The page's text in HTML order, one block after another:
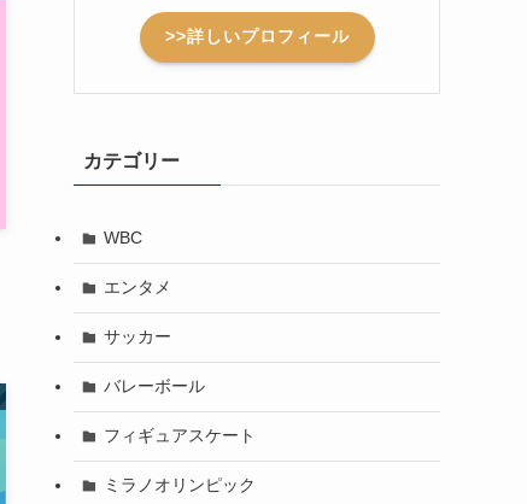
>>詳しいプロフィール
カテゴリー
WBC
エンタメ
サッカー
バレーボール
フィギュアスケート
ミラノオリンピック